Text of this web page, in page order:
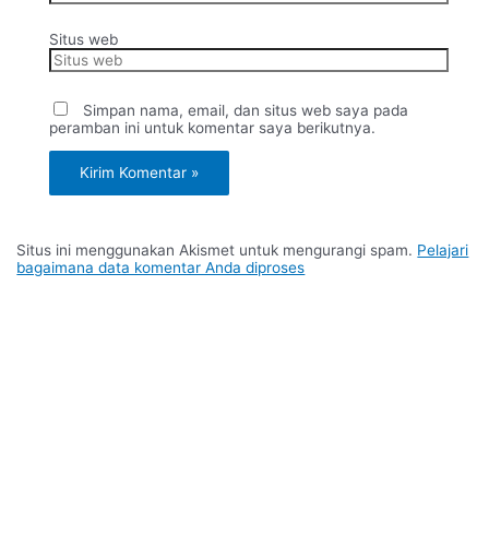
Situs web
Simpan nama, email, dan situs web saya pada
peramban ini untuk komentar saya berikutnya.
Situs ini menggunakan Akismet untuk mengurangi spam. Pelajari
bagaimana data komentar Anda diproses